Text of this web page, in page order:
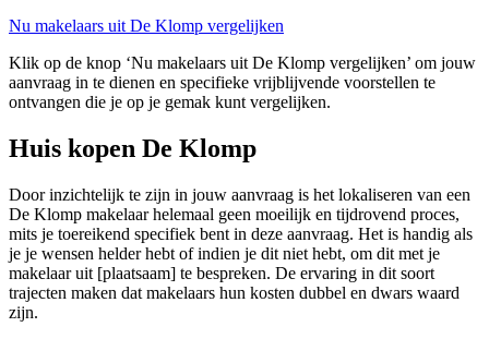
Nu makelaars uit De Klomp vergelijken
Klik op de knop ‘Nu makelaars uit De Klomp vergelijken’ om jouw
aanvraag in te dienen en specifieke vrijblijvende voorstellen te
ontvangen die je op je gemak kunt vergelijken.
Huis kopen De Klomp
Door inzichtelijk te zijn in jouw aanvraag is het lokaliseren van een
De Klomp makelaar helemaal geen moeilijk en tijdrovend proces,
mits je toereikend specifiek bent in deze aanvraag. Het is handig als
je je wensen helder hebt of indien je dit niet hebt, om dit met je
makelaar uit [plaatsaam] te bespreken. De ervaring in dit soort
trajecten maken dat makelaars hun kosten dubbel en dwars waard
zijn.